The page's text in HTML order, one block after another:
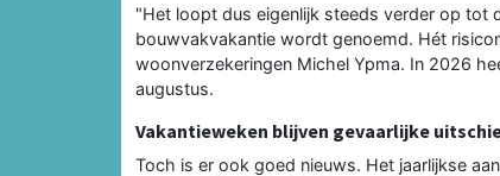
"Het loopt dus eigenlijk steeds verder op tot
bouwvakvakantie wordt genoemd. Hét
woonverzekeringen Michel Ypma. In 2026
augustus.
Vakantieweken blijven gevaarlijke
Toch is er ook goed nieuws. Het jaarlijkse